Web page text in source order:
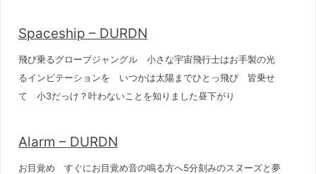
Spaceship – DURDN
飛び乗るグローブジャングル 小さな宇宙飛行士はお手製の光
るインビテーションを いつかは太陽までひとっ飛び 皆乗せ
て 小3だっけ？叶わないことを知りました昼下がり
Alarm – DURDN
お目覚め すぐにお目覚め音の鳴る方へ5分刻みのスヌーズと夢